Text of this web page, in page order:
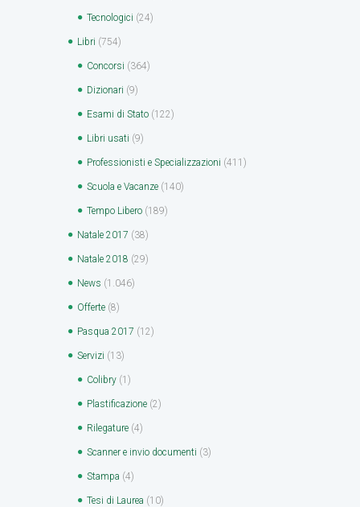
Tecnologici (24)
Libri (754)
Concorsi (364)
Dizionari (9)
Esami di Stato (122)
Libri usati (9)
Professionisti e Specializzazioni (411)
Scuola e Vacanze (140)
Tempo Libero (189)
Natale 2017 (38)
Natale 2018 (29)
News (1.046)
Offerte (8)
Pasqua 2017 (12)
Servizi (13)
Colibry (1)
Plastificazione (2)
Rilegature (4)
Scanner e invio documenti (3)
Stampa (4)
Tesi di Laurea (10)